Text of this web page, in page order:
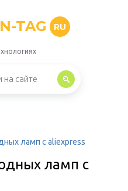
TAG RU
ламп с aliexpress
ламп с